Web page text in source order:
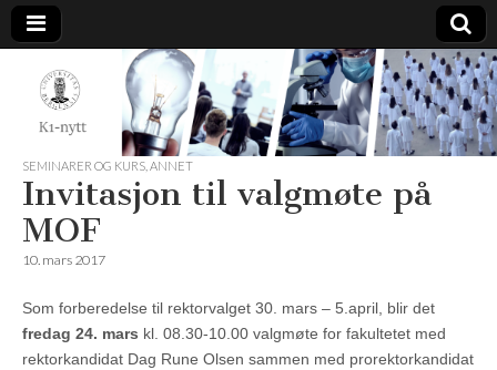
K1-
Nytt
SEMINARER OG KURS ANNET
Invitasjon til valgmøte på
MOF
10. mars 2017
Som forberedelse til rektorvalget 30. mars – 5.april, blir det
fredag 24. mars kl. 08.30-10.00 valgmøte for fakultetet med
rektorkandidat Dag Rune Olsen sammen med prorektorkandidat